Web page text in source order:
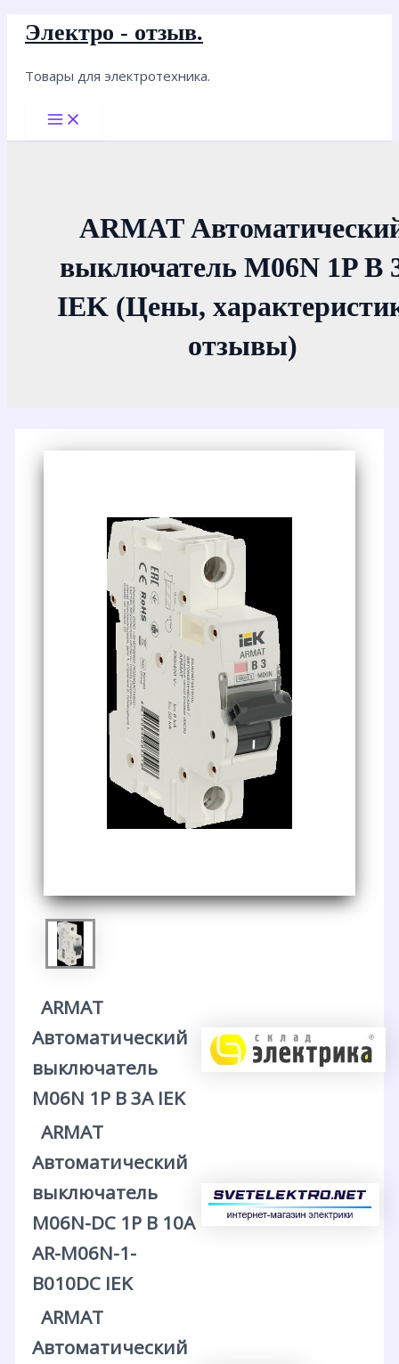
Перейти
содержимому
Электро - отзыв.
Товары для электротехника.
Main
Menu
ARMAT
выключатель M06N 1P B
IEK (Цены,
отзывы)
ARMAT
Автоматический
выключатель
M06N 1P B 3А IEK
ARMAT
Автоматический
выключатель
M06N-DC 1P B 10А
AR-M06N-1-
B010DC IEK
ARMAT
Автоматический